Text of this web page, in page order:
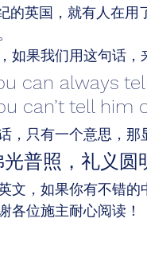
的英国，就有人在
如果我们用这句话，
can always
can’t tell him
，只有一个意思，那
光普照，礼义圆
文，如果你有不错的
各位施主耐心阅读！